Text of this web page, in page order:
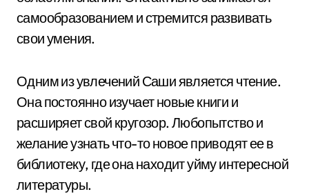
самообразованием и стремится развивать
свои умения.
Одним из увлечений Саши является чтение.
Она постоянно изучает новые книги и
расширяет свой кругозор. Любопытство и
желание узнать что-то новое приводят ее в
библиотеку, где она находит уйму интересной
литературы.